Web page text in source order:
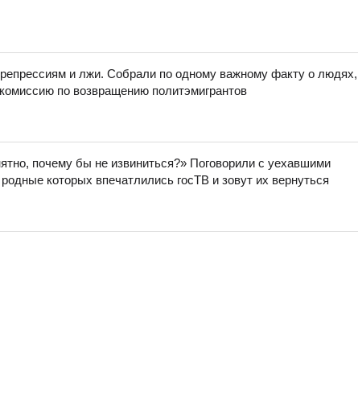
и лжи. Собрали по одному важному факту о людях,
по возвращению политэмигрантов
почему бы не извиниться?» Поговорили с уехавшими
которых впечатлились госТВ и зовут их вернуться